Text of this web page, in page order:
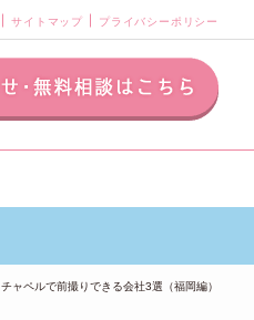
サイトマップ プライバシーポリシー
チャペルで前撮りできる会社3選（福岡編）